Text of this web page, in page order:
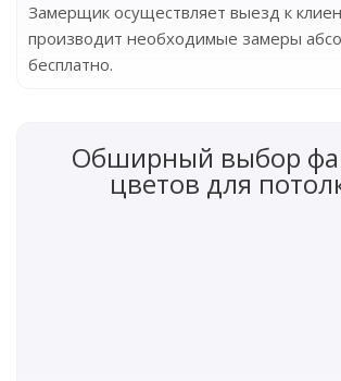
Замерщик осуществляет выезд к
производит необходимые замеры
бесплатно.
Обширный выбор
цветов для